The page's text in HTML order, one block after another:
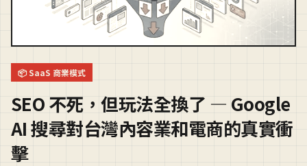
📦 SaaS 商業模式
SEO 不死，但玩法全換了 — Google
AI 搜尋對台灣內容業和電商的真實衝
擊